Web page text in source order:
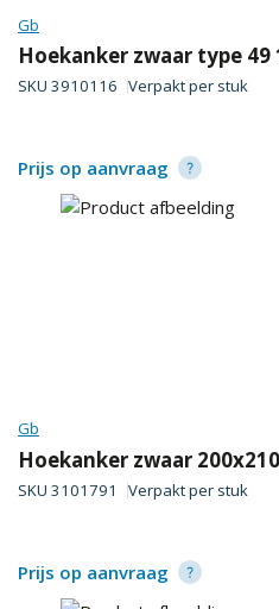
Gb
Hoekanker zwaar type 49
SKU 3910116 Verpakt per stuk
Prijs op aanvraag
Gb
Hoekanker zwaar
SKU 3101791 Verpakt per stuk
Prijs op aanvraag